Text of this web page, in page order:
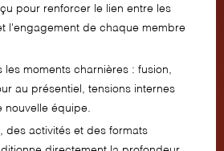
pour renforcer le lien entre les
l'engagement de chaque membre
les moments charnières : fusion,
au présentiel, tensions internes
nouvelle équipe.
des activités et des formats